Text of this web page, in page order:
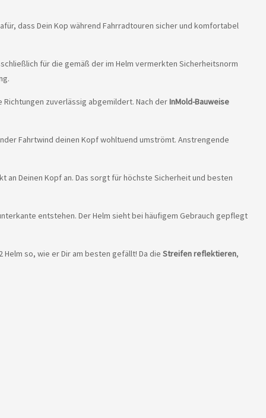
dass Dein Kop während Fahrradtouren sicher und komfortabel
für die gemäß der im Helm vermerkten Sicherheitsnorm
zuverlässig abgemildert. Nach derInMold-Bauweise
Fahrtwind deinen Kopf wohltuend umströmt. Anstrengende
an Deinen Kopf an. Das sorgt für höchste Sicherheit und besten
entstehen. Der Helm sieht bei häufigem Gebrauch gepflegt
so, wie er Dir am besten gefällt! Da die Streifen reflektieren,